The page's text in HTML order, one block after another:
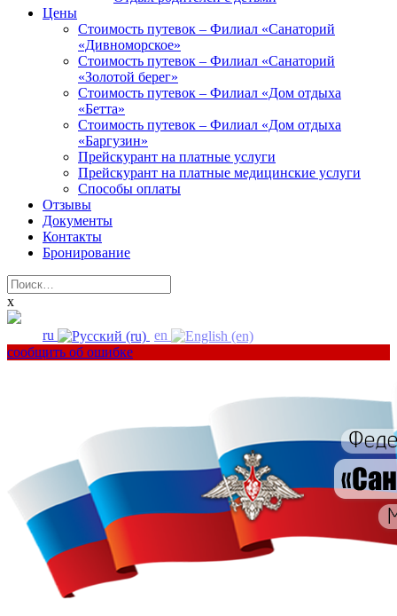
Цены
Стоимость путевок – Филиал «Санаторий
«Дивноморское»
Стоимость путевок – Филиал «Санаторий
«Золотой берег»
Стоимость путевок – Филиал «Дом отдыха
«Бетта»
Стоимость путевок – Филиал «Дом отдыха
«Баргузин»
Прейскурант на платные услуги
Прейскурант на платные медицинские услуги
Способы оплаты
Отзывы
Документы
Контакты
Бронирование
Найти:
x
ru
en
сообщить об ошибке